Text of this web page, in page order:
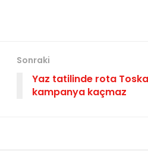
Sonraki
Yaz tatilinde rota
kampanya kaçmaz